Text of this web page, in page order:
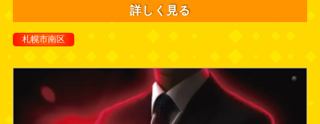
詳しく見る
札幌市南区